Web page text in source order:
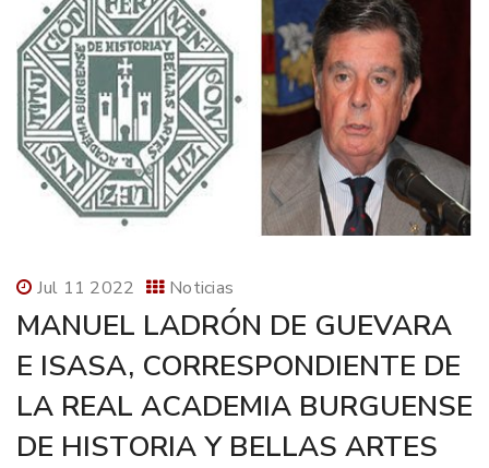
Jul 11 2022 Noticias
MANUEL LADRÓN DE GUEVARA
E ISASA, CORRESPONDIENTE DE
LA REAL ACADEMIA BURGUENSE
DE HISTORIA Y BELLAS ARTES